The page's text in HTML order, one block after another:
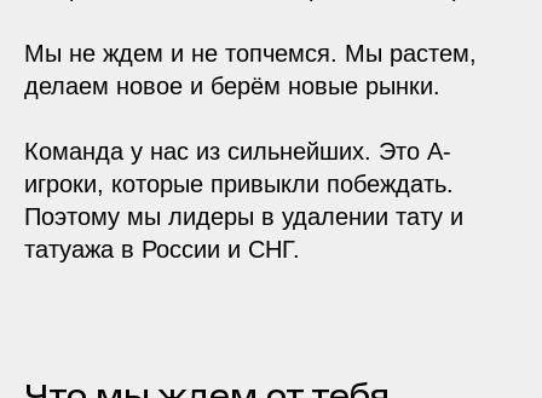
Мы не ждем и не топчемся. Мы растем,
делаем новое и берём новые рынки.
Команда у нас из сильнейших. Это A-
игроки, которые привыкли побеждать.
Поэтому мы лидеры в удалении тату и
татуажа в России и СНГ.